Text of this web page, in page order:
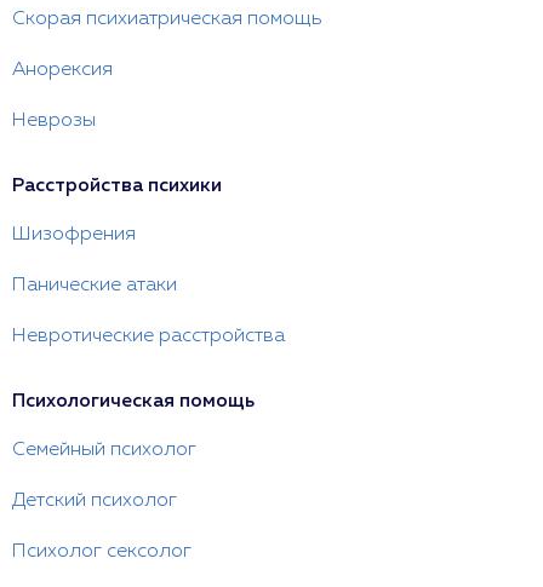
Скорая психиатрическая помощь
Анорексия
Неврозы
Расстройства психики
Шизофрения
Панические атаки
Невротические расстройства
Психологическая помощь
Семейный психолог
Детский психолог
Психолог сексолог